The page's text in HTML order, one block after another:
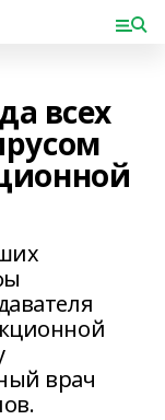
всех
врач